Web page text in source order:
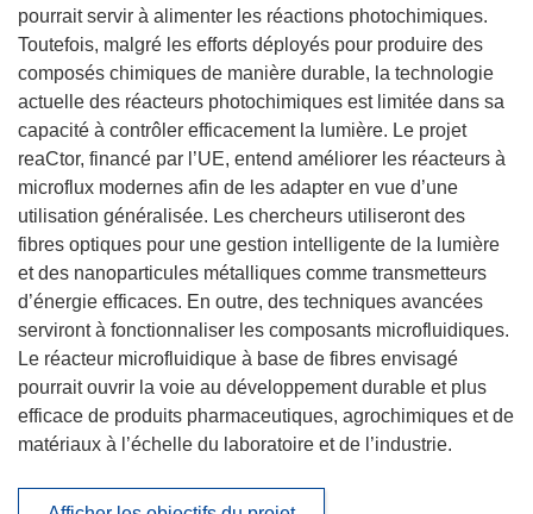
pourrait servir à alimenter les réactions photochimiques.
Toutefois, malgré les efforts déployés pour produire des
composés chimiques de manière durable, la technologie
actuelle des réacteurs photochimiques est limitée dans sa
capacité à contrôler efficacement la lumière. Le projet
reaCtor, financé par l’UE, entend améliorer les réacteurs à
microflux modernes afin de les adapter en vue d’une
utilisation généralisée. Les chercheurs utiliseront des
fibres optiques pour une gestion intelligente de la lumière
et des nanoparticules métalliques comme transmetteurs
d’énergie efficaces. En outre, des techniques avancées
serviront à fonctionnaliser les composants microfluidiques.
Le réacteur microfluidique à base de fibres envisagé
pourrait ouvrir la voie au développement durable et plus
efficace de produits pharmaceutiques, agrochimiques et de
matériaux à l’échelle du laboratoire et de l’industrie.